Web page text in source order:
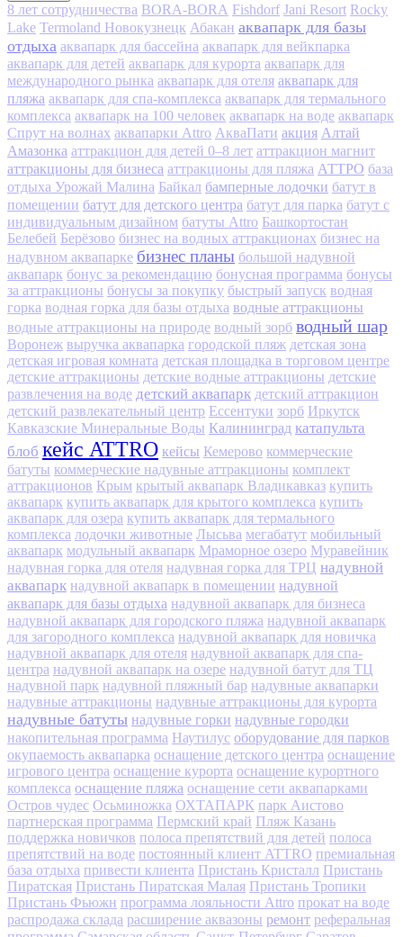
8 лет сотрудничества BORA-BORA Fishdorf Jani Resort Rocky
Lake Termoland Новокузнецк Абакан аквапарк для базы
отдыха аквапарк для бассейна аквапарк для вейкпарка
аквапарк для детей аквапарк для курорта аквапарк для
международного рынка аквапарк для отеля аквапарк для
пляжа аквапарк для спа-комплекса аквапарк для термального
комплекса аквапарк на 100 человек аквапарк на воде аквапарк
Спрут на волнах аквапарки Attro АкваПати акция Алтай
Амазонка аттракцион для детей 0–8 лет аттракцион магнит
аттракционы для бизнеса аттракционы для пляжа АТТРО база
отдыха Урожай Малина Байкал бамперные лодочки батут в
помещении батут для детского центра батут для парка батут с
индивидуальным дизайном батуты Attro Башкортостан
Белебей Берёзово бизнес на водных аттракционах бизнес на
надувном аквапарке бизнес планы большой надувной
аквапарк бонус за рекомендацию бонусная программа бонусы
за аттракционы бонусы за покупку быстрый запуск водная
горка водная горка для базы отдыха водные аттракционы
водные аттракционы на природе водный зорб водный шар
Воронеж выручка аквапарка городской пляж детская зона
детская игровая комната детская площадка в торговом центре
детские аттракционы детские водные аттракционы детские
развлечения на воде детский аквапарк детский аттракцион
детский развлекательный центр Ессентуки зорб Иркутск
Кавказские Минеральные Воды Калининград катапульта
блоб кейс ATTRO кейсы Кемерово коммерческие
батуты коммерческие надувные аттракционы комплект
аттракционов Крым крытый аквапарк Владикавказ купить
аквапарк купить аквапарк для крытого комплекса купить
аквапарк для озера купить аквапарк для термального
комплекса лодочки животные Лысьва мегабатут мобильный
аквапарк модульный аквапарк Мраморное озеро Муравейник
надувная горка для отеля надувная горка для ТРЦ надувной
аквапарк надувной аквапарк в помещении надувной
аквапарк для базы отдыха надувной аквапарк для бизнеса
надувной аквапарк для городского пляжа надувной аквапарк
для загородного комплекса надувной аквапарк для новичка
надувной аквапарк для отеля надувной аквапарк для спа-
центра надувной аквапарк на озере надувной батут для ТЦ
надувной парк надувной пляжный бар надувные аквапарки
надувные аттракционы надувные аттракционы для курорта
надувные батуты надувные горки надувные городки
накопительная программа Наутилус оборудование для парков
окупаемость аквапарка оснащение детского центра оснащение
игрового центра оснащение курорта оснащение курортного
комплекса оснащение пляжа оснащение сети аквапарками
Остров чудес Осьминожка ОХТАПАРК парк Аистово
партнерская программа Пермский край Пляж Казань
поддержка новичков полоса препятствий для детей полоса
препятствий на воде постоянный клиент ATTRO премиальная
база отдыха привести клиента Пристань Кристалл Пристань
Пиратская Пристань Пиратская Малая Пристань Тропики
Пристань Фьюжн программа лояльности Attro прокат на воде
распродажа склада расширение аквазоны ремонт реферальная